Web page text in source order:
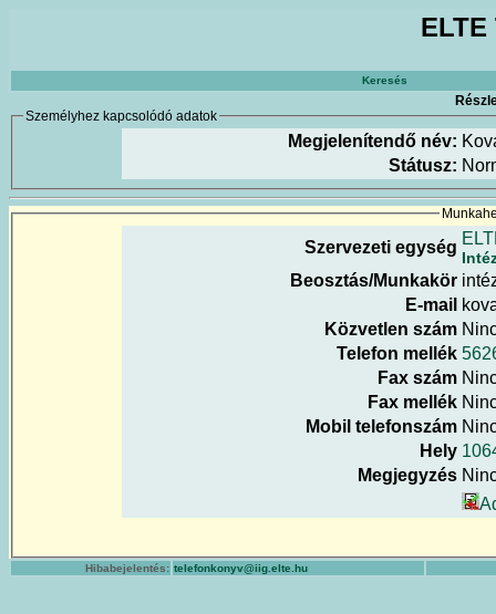
Keresés
Személyhez kapcsolódó adatok
Megjelenítendő név:
Státusz:
Szervezeti egység
Beosztás/Munkakör
E-mail
Közvetlen szám
Telefon mellék
Fax szám
Fax mellék
Mobil telefonszám
Hely
Megjegyzés
Hibabejelentés: telefonkonyv@iig.elte.hu